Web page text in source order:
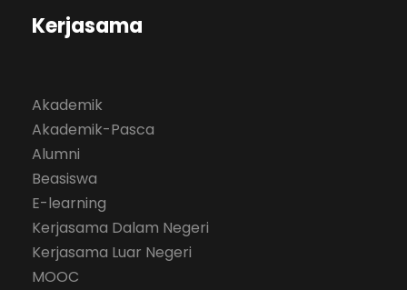
Kerjasama
Akademik
Akademik-Pasca
Alumni
Beasiswa
E-learning
Kerjasama Dalam Negeri
Kerjasama Luar Negeri
MOOC